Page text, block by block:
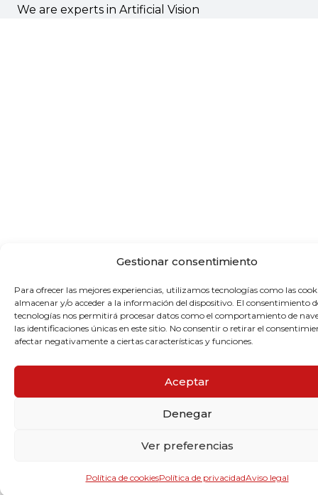
Gestionar consentimiento
Para ofrecer las mejores experiencias, utilizamos tecnologías como las
almacenar y/o acceder a la información del dispositivo. El consentimiento
tecnologías nos permitirá procesar datos como el comportamiento de
las identificaciones únicas en este sitio. No consentir o retirar el
afectar negativamente a ciertas características y funciones.
Aceptar
Denegar
Ver preferencias
Política de cookiesPolítica de privacidadAviso legal
We are experts in Artificial Vision